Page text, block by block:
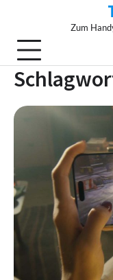
content
Zum